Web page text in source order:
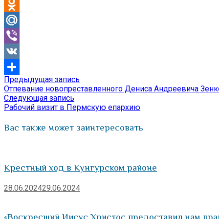
Telegram
Odnoklassniki
Mail.Ru
Viber
VK
Отправить
Навигация
по
записям
Предыдущая запись
запись:
Отпевание новопреставленного Дениса Андреевича
Следующая запись
запись:
Рабочий визит в Пермскую епархию
Вас также может заинтересовать
Крестный ход в Кунгурском районе
28.06.202429.06.2024